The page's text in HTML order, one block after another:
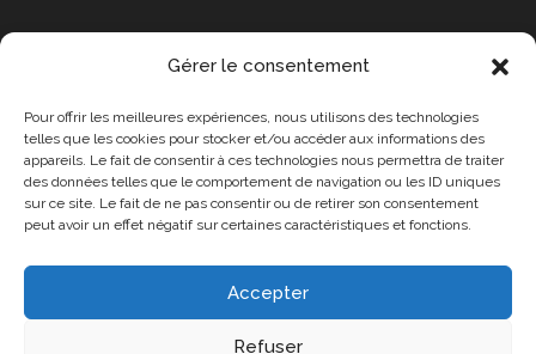
Gérer le consentement
Pour offrir les meilleures expériences, nous utilisons des technologies
telles que les cookies pour stocker et/ou accéder aux informations des
appareils. Le fait de consentir à ces technologies nous permettra de traiter
des données telles que le comportement de navigation ou les ID uniques
sur ce site. Le fait de ne pas consentir ou de retirer son consentement
peut avoir un effet négatif sur certaines caractéristiques et fonctions.
Accepter
Refuser
Accessibilité
Mon Compte
Contact